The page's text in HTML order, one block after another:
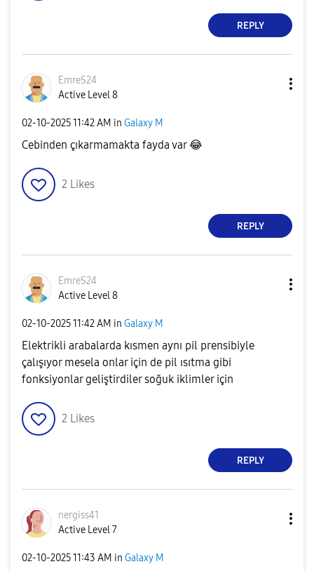
REPLY
EmreS24
Active Level 8
‎02-10-202511:42 AM in Galaxy M
Cebinden çıkarmamakta fayda var😂
2 Likes
REPLY
EmreS24
Active Level 8
‎02-10-202511:42 AM in Galaxy M
Elektrikli arabalarda kısmen aynı pil prensibiyle
çalışıyor mesela onlar için de pil ısıtma gibi
fonksiyonlar geliştirdiler soğuk iklimler için
2 Likes
REPLY
nergiss41
Active Level 7
‎02-10-202511:43 AM in Galaxy M